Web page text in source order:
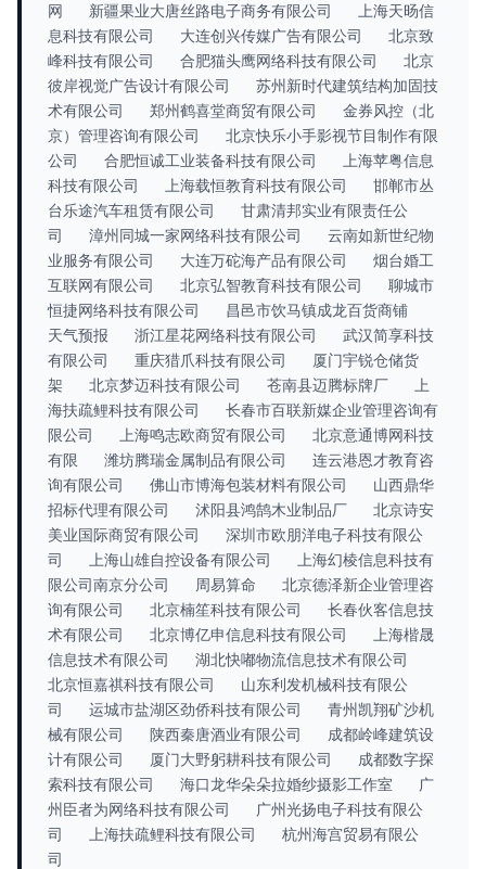
网
新疆果业大唐丝路电子商务有限公司
上海天旸信
息科技有限公司
大连创兴传媒广告有限公司
北京致
峰科技有限公司
合肥猫头鹰网络科技有限公司
北京
彼岸视觉广告设计有限公司
苏州新时代建筑结构加固技
术有限公司
郑州鹤喜堂商贸有限公司
金券风控（北
京）管理咨询有限公司
北京快乐小手影视节目制作有限
公司
合肥恒诚工业装备科技有限公司
上海苹粤信息
科技有限公司
上海载恒教育科技有限公司
邯郸市丛
台乐途汽车租赁有限公司
甘肃清邦实业有限责任公
司
漳州同城一家网络科技有限公司
云南如新世纪物
业服务有限公司
大连万砣海产品有限公司
烟台婚工
互联网有限公司
北京弘智教育科技有限公司
聊城市
恒捷网络科技有限公司
昌邑市饮马镇成龙百货商铺
天气预报
浙江星花网络科技有限公司
武汉简享科技
有限公司
重庆猎爪科技有限公司
厦门宇锐仓储货
架
北京梦迈科技有限公司 苍南县迈腾标牌厂
上
海扶疏鲤科技有限公司
长春市百联新媒企业管理咨询有
限公司
上海鸣志欧商贸有限公司
北京意通博网科技
有限
潍坊腾瑞金属制品有限公司
连云港恩才教育咨
询有限公司
佛山市博海包装材料有限公司
山西鼎华
招标代理有限公司
沭阳县鸿鹄木业制品厂
北京诗安
美业国际商贸有限公司
深圳市欧朋洋电子科技有限公
司
上海山雄自控设备有限公司
上海幻棱信息科技有
限公司南京分公司
周易算命
北京德泽新企业管理咨
询有限公司
北京楠笙科技有限公司
长春伙客信息技
术有限公司
北京博亿申信息科技有限公司
上海楷晟
信息技术有限公司
湖北快嘟物流信息技术有限公司
北京恒嘉祺科技有限公司
山东利发机械科技有限公
司
运城市盐湖区劲侨科技有限公司
青州凯翔矿沙机
械有限公司
陕西秦唐酒业有限公司
成都岭峰建筑设
计有限公司
厦门大野躬耕科技有限公司
成都数字探
索科技有限公司
海口龙华朵朵拉婚纱摄影工作室
广
州臣者为网络科技有限公司
广州光扬电子科技有限公
司
上海扶疏鲤科技有限公司
杭州海宫贸易有限公
司